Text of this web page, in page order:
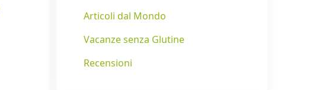
Articoli dal Mondo
Vacanze senza Glutine
Recensioni